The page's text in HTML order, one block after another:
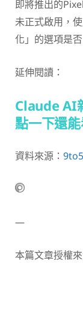
即將推出的
未正式啟用，
化」的選項是
延伸閱讀：
Claude AI
點一下還
資料來源：
—
本篇文章授權來